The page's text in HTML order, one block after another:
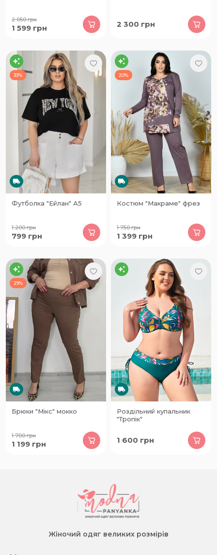
2 050грн
1 599 грн 2 300 грн
33%
Футболка "Ейлан" А5
1 200грн
799 грн
20%
Костюм "Макраме" фрез
1 750грн
1 399 грн
29%
Брюки "Мікс" мокко
1 700грн
1 199 грн
Роздільний купальник
"Тропік"
1 600 грн
Жіночий одяг великих розмірів